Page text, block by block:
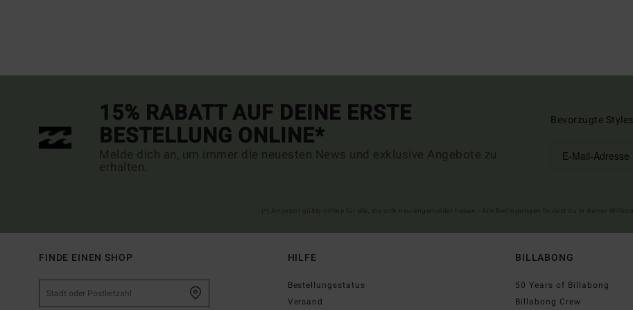
15% RABATT AUF DEINE ERSTE
BESTELLUNG ONLINE*
Melde dich an, um immer die neuesten News und exklusive Angebote zu
erhalten.
Bevorzugte Styles
FINDE EINEN SHOP HILFE
Bestellungsstatus
Versand
BILLABONG
50 Years of Billabong
Billabong Crew